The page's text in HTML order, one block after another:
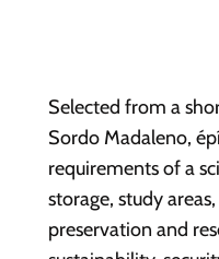
Selected from a
Sordo Madaleno,
requirements of a
storage, study
preservation and